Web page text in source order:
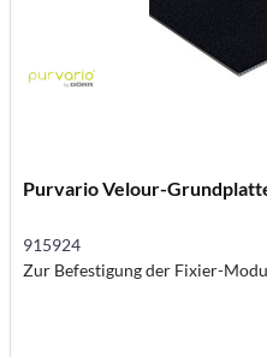
Purvario Velour-
915924
Zur Befestigung der Fixier-